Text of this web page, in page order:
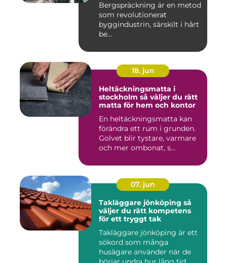
Bergspräckning är en metod
som revolutionerat
byggindustrin, särskilt i hårt
be...
18. jun
Heltäckningsmatta i
stockholm så väljer du rätt
matta för hem och kontor
En heltäckningsmatta kan
förändra ett rum i grunden.
Golvet blir tystare, varmare
och mer ombonat, s...
07. jun
Takläggare jönköping så
väljer du rätt kompetens
för ett tryggt tak
Takläggare jönköping är ett
sökord som många
husägare använder när de